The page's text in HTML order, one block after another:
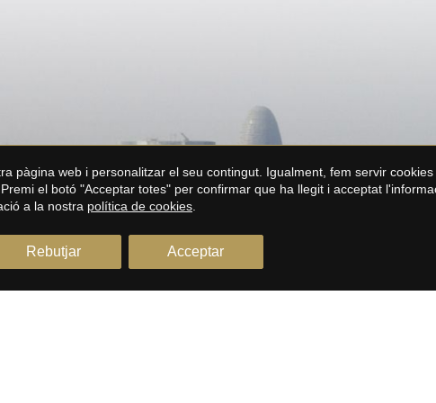
pàgina web i personalitzar el seu contingut. Igualment, fem servir
el botó "Acceptar totes" per confirmar que ha llegit i acceptat
a la nostra política de cookies
Rebutjar Acceptar